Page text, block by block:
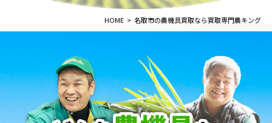
HOME 名取市の農機具買取なら買取専門農キング